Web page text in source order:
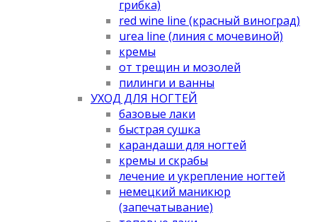
грибка)
red wine line (красный виноград)
urea line (линия с мочевиной)
кремы
от трещин и мозолей
пилинги и ванны
УХОД ДЛЯ НОГТЕЙ
базовые лаки
быстрая сушка
карандаши для ногтей
кремы и скрабы
лечение и укрепление ногтей
немецкий маникюр
(запечатывание)